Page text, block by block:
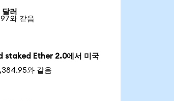
러
와 같음
staked Ether 2.0에서 미국
와 같음